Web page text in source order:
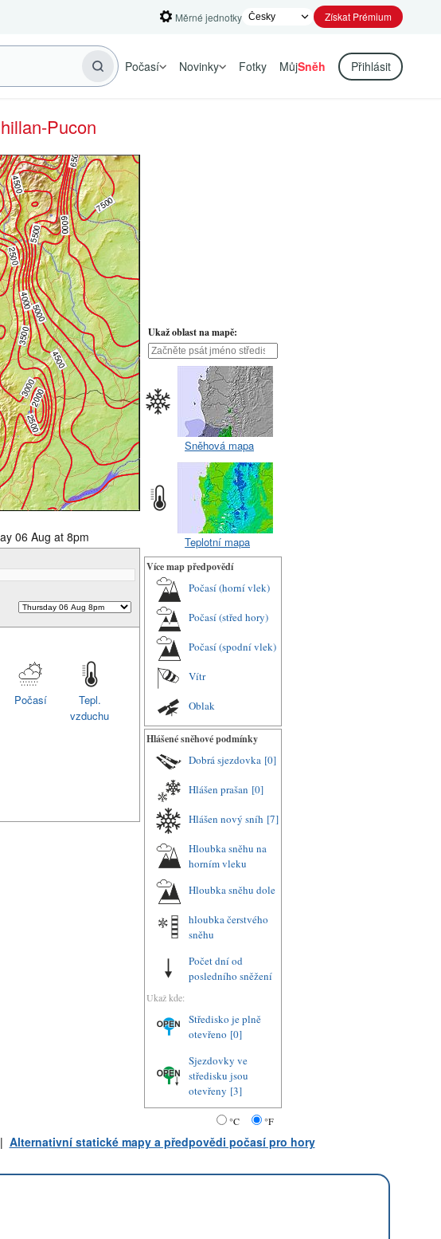
Měrné jednotky Získat Prémium
Počasí Novinky Fotky MůjSněh Přihlásit
Pucon
06 Aug at 8pm
Tepl.
vzduchu
Počasí
Ukaž oblast na mapě:
Sněhová mapa
Teplotní mapa
Více map předpovědí
Počasí (horní vlek)
Počasí (střed hory)
Počasí (spodní vlek)
Vítr
Oblak
Hlášené sněhové podmínky
Dobrá sjezdovka [0]
Hlášen prašan [0]
Hlášen nový sníh [7]
Hloubka sněhu na
horním vleku
Hloubka sněhu dole
hloubka čerstvého
sněhu
Počet dní od
posledního sněžení
Ukaž kde:
Středisko je plně
otevřeno [0]
Sjezdovky ve
středisku jsou
otevřeny [3]
°C °F
| Alternativní statické mapy a předpovědi počasí pro hory